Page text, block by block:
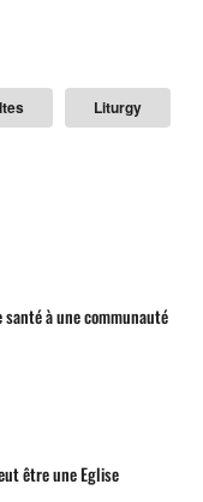
Liturgy
à une communauté
être une Eglise